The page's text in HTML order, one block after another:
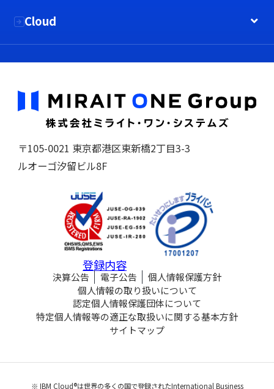
Cloud
〒105-0021 東京都港区東新橋2丁目3-3
ルオーゴ汐留ビル8F
登録内容
決算公告 電子公告
個人情報保護方針
個人情報の取り扱いについて
認定個人情報保護団体について
特定個人情報等の適正な取扱いに関する基本方針
サイトマップ
※ IBM Cloud®は世界の多くの国で登録されたInternational Business